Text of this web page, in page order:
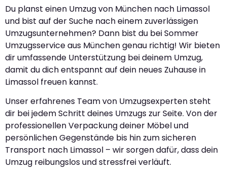
Du planst einen Umzug von München nach Limassol
und bist auf der Suche nach einem zuverlässigen
Umzugsunternehmen? Dann bist du bei Sommer
Umzugsservice aus München genau richtig! Wir bieten
dir umfassende Unterstützung bei deinem Umzug,
damit du dich entspannt auf dein neues Zuhause in
Limassol freuen kannst.
Unser erfahrenes Team von Umzugsexperten steht
dir bei jedem Schritt deines Umzugs zur Seite. Von der
professionellen Verpackung deiner Möbel und
persönlichen Gegenstände bis hin zum sicheren
Transport nach Limassol – wir sorgen dafür, dass dein
Umzug reibungslos und stressfrei verläuft.